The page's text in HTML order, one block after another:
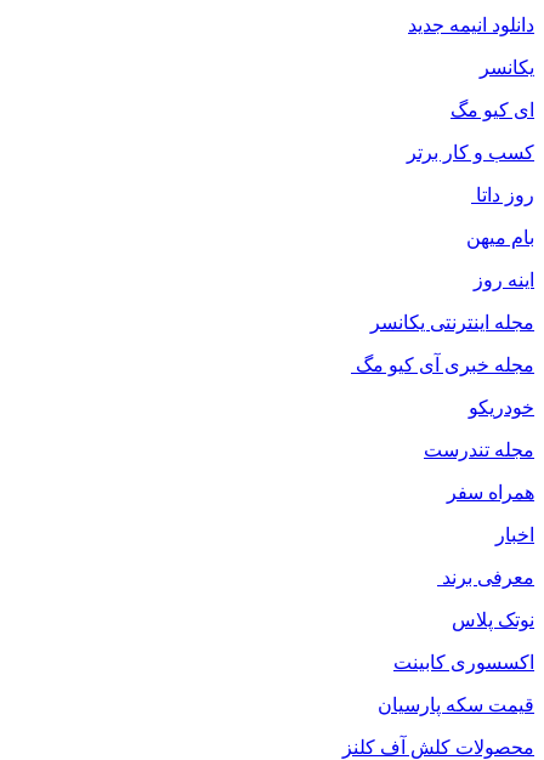
دانلود انیمه جدید
یکانسر
ای کیو مگ
کسب و کار برتر
روز داتا
بام میهن
اینه روز
مجله اینترنتی یکانسر
مجله خبری آی کیو مگ
خودریکو
مجله‌ تندرست
همراه سفر
اخبار
معرفی برند
نوتک پلاس
اکسسوری کابینت
قیمت سکه پارسیان
محصولات کلش آف کلنز